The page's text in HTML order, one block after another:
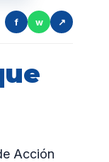
f w ↗
Acción